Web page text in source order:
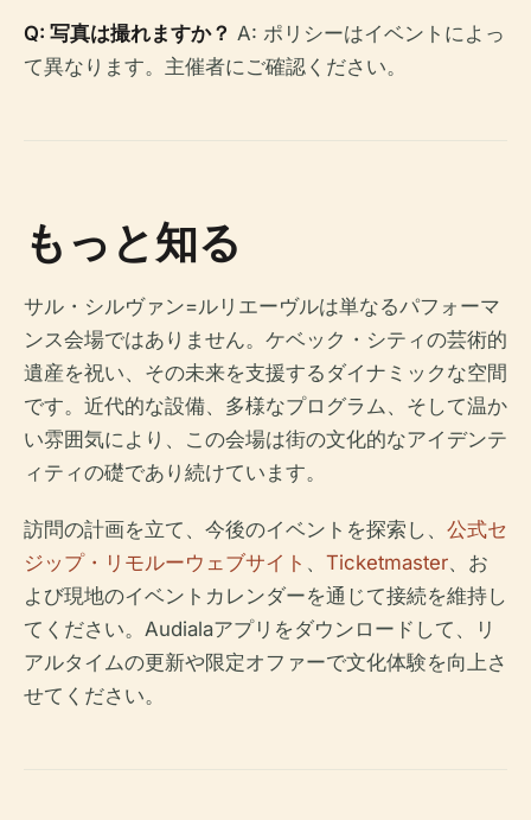
Q: 写真は撮れますか？ A: ポリシーはイベントによっ
て異なります。主催者にご確認ください。
もっと知る
サル・シルヴァン=ルリエーヴルは単なるパフォーマ
ンス会場ではありません。ケベック・シティの芸術的
遺産を祝い、その未来を支援するダイナミックな空間
です。近代的な設備、多様なプログラム、そして温か
い雰囲気により、この会場は街の文化的なアイデンテ
ィティの礎であり続けています。
訪問の計画を立て、今後のイベントを探索し、 公式セ
ジップ・リモルーウェブサイト 、 Ticketmaster、お
よび現地のイベントカレンダーを通じて接続を維持し
てください。Audialaアプリをダウンロードして、リ
アルタイムの更新や限定オファーで文化体験を向上さ
せてください。